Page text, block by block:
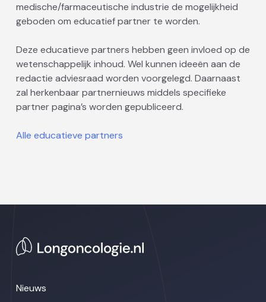
medische/farmaceutische industrie de mogelijkheid
geboden om educatief partner te worden.
Deze educatieve partners hebben geen invloed op de
wetenschappelijk inhoud. Wel kunnen ideeën aan de
redactie adviesraad worden voorgelegd. Daarnaast
zal herkenbaar partnernieuws middels specifieke
partner pagina’s worden gepubliceerd.
Alle educatieve partners
Nieuws